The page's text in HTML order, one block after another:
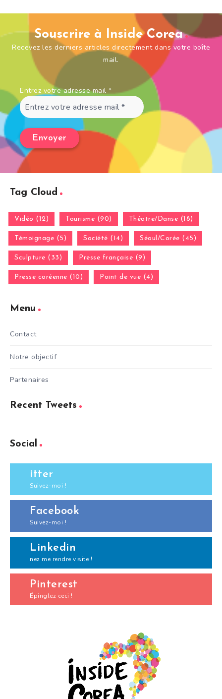
Souscrire à Inside Corea
Recevez les derniers articles directement dans votre boîte
mail.
Entrez votre adresse mail *
Tag Cloud
Vidéo (12) Tourisme (90) Théatre/Danse (18)
Témoignage (5) Société (14) Séoul/Corée (45)
Sculpture (33) Presse française (9)
Presse coréenne (10) Point de vue (4)
Menu
Contact
Notre objectif
Partenaires
Recent Tweets
Social
itter
Suivez-moi !
Facebook
Suivez-moi !
Linkedin
nez me rendre visite !
Pinterest
Épinglez ceci !